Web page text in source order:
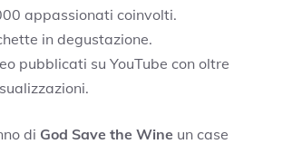
appassionati coinvolti.
in degustazione.
pubblicati su YouTube con oltre
di God Save the Wine un case